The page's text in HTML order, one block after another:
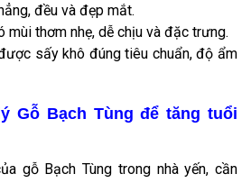
đều và đẹp mắt.
mùi thơm nhẹ, dễ chịu và đặc trưng.
sấy khô đúng tiêu chuẩn, độ ẩm
Gỗ Bạch Tùng để tăng tuổi
gỗ Bạch Tùng trong nhà yến, cần